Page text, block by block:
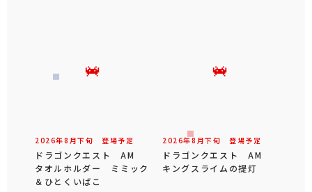
2026年8 月下旬 登場予定
ドラゴンクエスト AM
タオルホルダー ミミック
＆ひとくいばこ
2026年8 月下旬 登場予定
ドラゴンクエスト AM
キングスライムの提灯